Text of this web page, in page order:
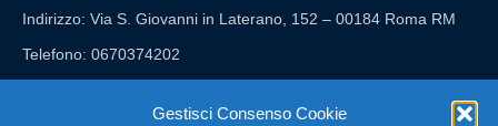
Gestisci Consenso Cookie
Indirizzo: Via S. Giovanni in Laterano, 152 – 00184 Roma RM
Telefono: 0670374202